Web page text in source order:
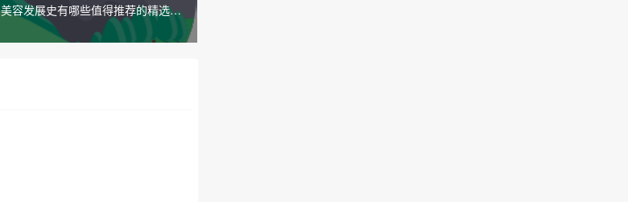
美容发展史有哪些值得推荐的精选内
容？